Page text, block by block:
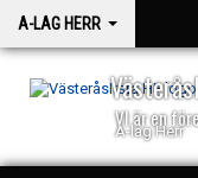
A-LAG HERR
VI är en
A-lag Herr